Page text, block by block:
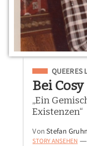
Eingeordnet
QUEERES
Bei Cosy
„Ein
Existenzen“
VonStefan
STORY ANSEHEN —